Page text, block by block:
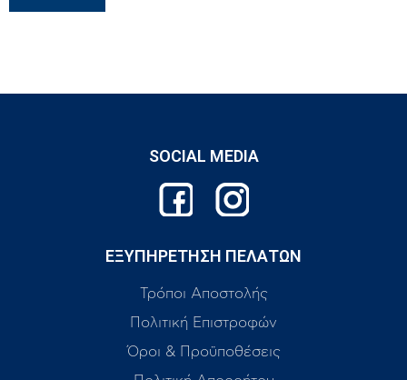
SOCIAL MEDIA
ΕΞΥΠΗΡΕΤΗΣΗ ΠΕΛΑΤΩΝ
Τρόποι Αποστολής
Πολιτική Επιστροφών
Όροι & Προϋποθέσεις